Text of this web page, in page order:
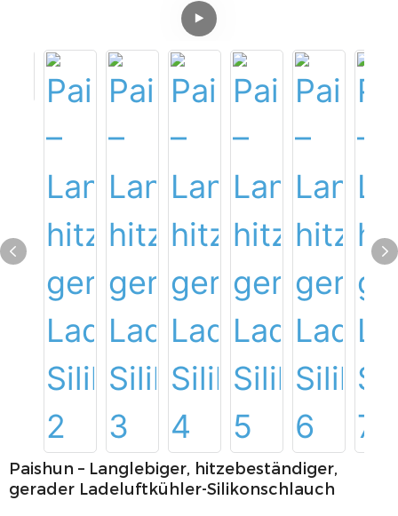
Paishun – Langlebiger, hitzebeständiger,
gerader Ladeluftkühler-Silikonschlauch